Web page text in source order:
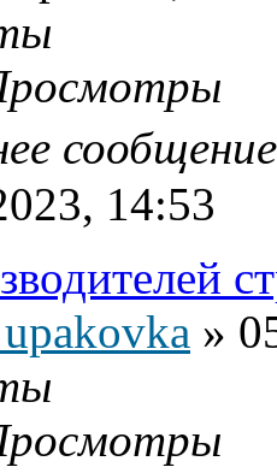
14:53
»